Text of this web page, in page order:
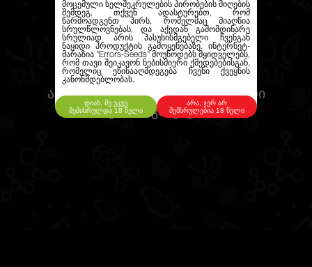
მოცემული ხელშეკრულების პირობების მიღების
შემდეგ, თქვენ ადასტურებთ, რომ
წარმოადგენთ პირს, რომელმაც მიაღწია
სრულწლოვნებას, და აქედან გამომდინარე
სრულიად არის პასუხისმგებელი ჩვენგან
ნაყიდი პროდუქტის გამოყენებაზე. ინტერნეტ-
მარაზია "Errors-Seeds" მოუწოდებს მყიდველებს,
რომ თავი შეიკავონ ნებისმიერი ქმედებებისგან,
რომელიც ეწინააღმდეგება ჩვენი ქვეყნის
კანონმდებლობას.
დიახ, მე უკვე
შემისრულდა 18 წელი
არა, ჯერ არ
შემსრულებია 18 წელი
ამ ეტაპზე არ გვაქვს სპეციალური
შემოთავაზებები.